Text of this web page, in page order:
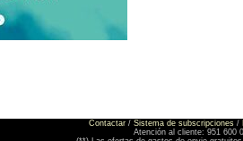
Contactar / Sistema de subscripciones /
Atención al cliente: 951 600